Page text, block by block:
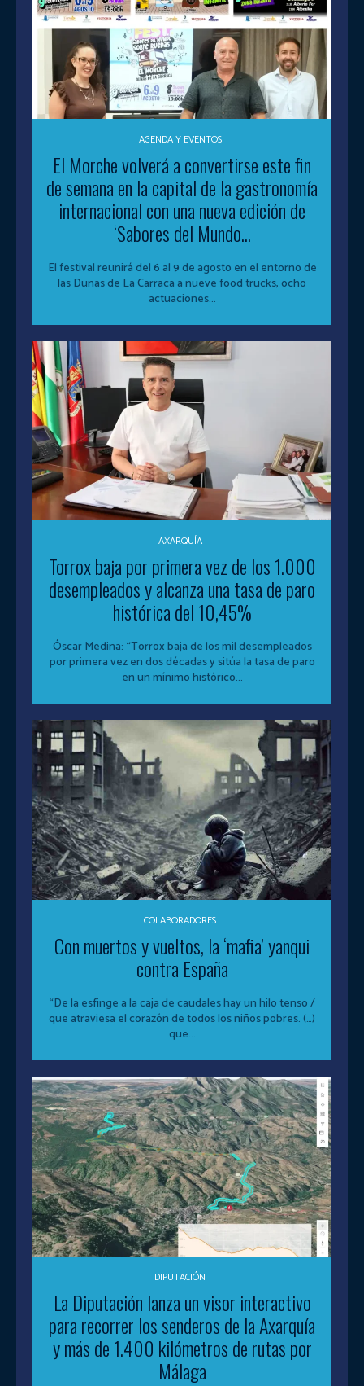
AGENDA Y EVENTOS
El Morche volverá a convertirse este fin
de semana en la capital de la gastronomía
internacional con una nueva edición de
‘Sabores del Mundo...
El festival reunirá del 6 al 9 de agosto en el entorno de
las Dunas de La Carraca a nueve food trucks, ocho
actuaciones...
AXARQUÍA
Torrox baja por primera vez de los 1.000
desempleados y alcanza una tasa de paro
histórica del 10,45%
Óscar Medina: “Torrox baja de los mil desempleados
por primera vez en dos décadas y sitúa la tasa de paro
en un mínimo histórico...
COLABORADORES
Con muertos y vueltos, la ‘mafia’ yanqui
contra España
“De la esfinge a la caja de caudales hay un hilo tenso /
que atraviesa el corazón de todos los niños pobres. (…)
que...
DIPUTACIÓN
La Diputación lanza un visor interactivo
para recorrer los senderos de la Axarquía
y más de 1.400 kilómetros de rutas por
Málaga